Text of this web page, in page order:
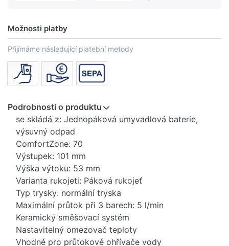
Možnosti platby
Přijímáme následující platební metody
Podrobnosti o produktu
se skládá z: Jednopáková umyvadlová baterie,
výsuvný odpad
ComfortZone: 70
Výstupek: 101 mm
Výška výtoku: 53 mm
Varianta rukojeti: Páková rukojeť
Typ trysky: normální tryska
Maximální průtok při 3 barech: 5 l/min
Keramický směšovací systém
Nastavitelný omezovač teploty
Vhodné pro průtokové ohřívače vody